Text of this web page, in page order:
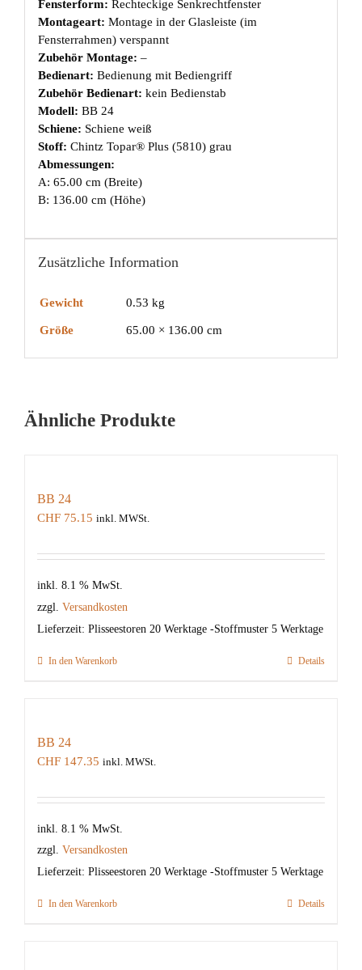
Fensterform: Rechteckige Senkrechtfenster
Montageart: Montage in der Glasleiste (im
Fensterrahmen) verspannt
Zubehör Montage: –
Bedienart: Bedienung mit Bediengriff
Zubehör Bedienart: kein Bedienstab
Modell: BB 24
Schiene: Schiene weiß
Stoff: Chintz Topar® Plus (5810) grau
Abmessungen:
A: 65.00 cm (Breite)
B: 136.00 cm (Höhe)
Zusätzliche Information
Gewicht 0.53 kg
Größe 65.00 × 136.00 cm
Ähnliche Produkte
BB 24
CHF 75.15 inkl. MWSt.
inkl. 8.1 % MwSt.
zzgl. Versandkosten
Lieferzeit: Plisseestoren 20 Werktage -Stoffmuster 5 Werktage
In den Warenkorb Details
BB 24
CHF 147.35 inkl. MWSt.
inkl. 8.1 % MwSt.
zzgl. Versandkosten
Lieferzeit: Plisseestoren 20 Werktage -Stoffmuster 5 Werktage
In den Warenkorb Details